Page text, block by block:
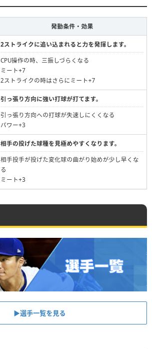
発動条件・効果
2ストライクに追い込まれると力を発揮します。
CPU操作の時、三振しづらくなる
ミート+7
2ストライクの時はさらにミート+7
引っ張り方向に強い打球が打てます。
引っ張り方向への打球が失速しにくくなる
パワー+3
相手の投げた球種を見極めやすくなります。
相手投手が投げた変化球の曲がり始めが少し早くな
る
ミート+3
▶︎選手一覧を見る